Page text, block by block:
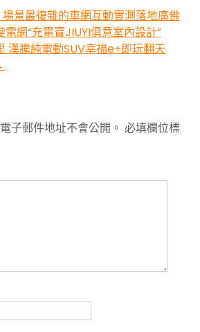
景最復雜的車網互動實測落地廣佛
網“充電寶JIUYI俱意室內設計”
漢騰純電動SUV幸福e+即玩翻天
子郵件地址不會公開。 必填欄位標